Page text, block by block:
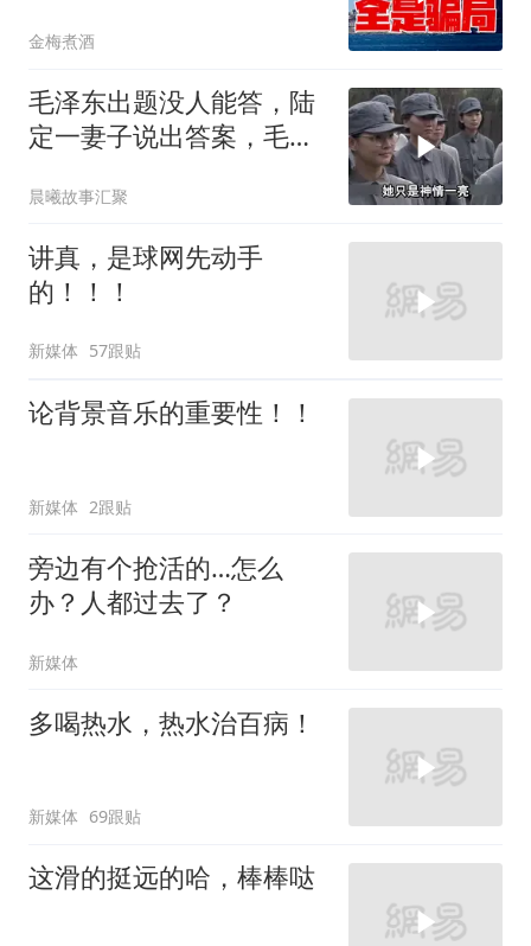
金梅煮酒
毛泽东出题没人能答，陆
定一妻子说出答案，毛主
晨曦故事汇聚
讲真，是球网先动手
的！！！
新媒体 57跟贴
论背景音乐的重要性！！
新媒体 2跟贴
旁边有个抢活的…怎么
办？人都过去了？
新媒体
多喝热水，热水治百病！
新媒体 69跟贴
这滑的挺远的哈，棒棒哒